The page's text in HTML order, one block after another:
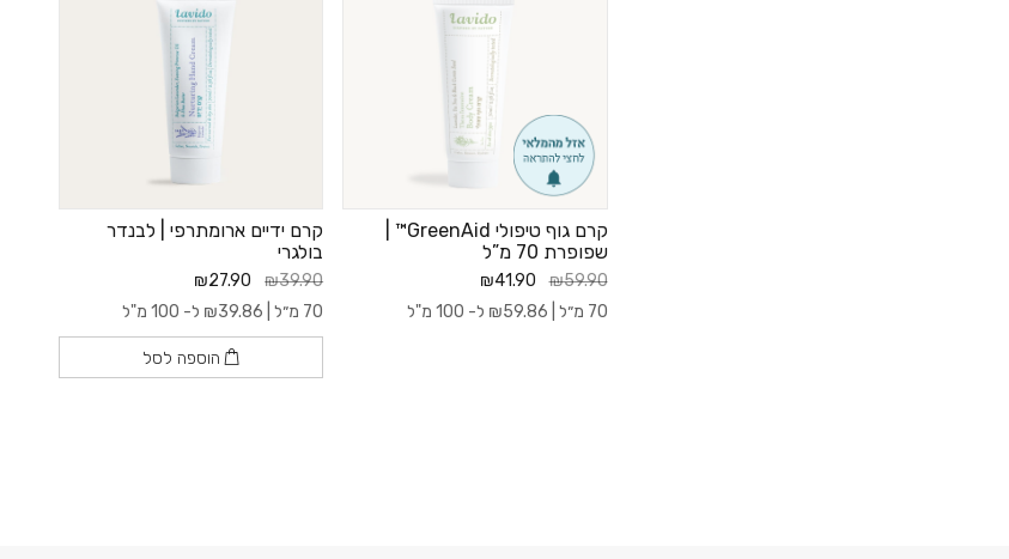
קרם גוף טיפולי GreenAid™ |
שפופרת 70 מ”ל
₪59.90
₪41.90
70 מ״ל |
₪59.86 ל- 100 מ"ל
קרם ידיים ארומתרפי | לבנדר
בולגרי
₪39.90
₪27.90
70 מ״ל |
₪39.86 ל- 100 מ"ל
הוספה לסל